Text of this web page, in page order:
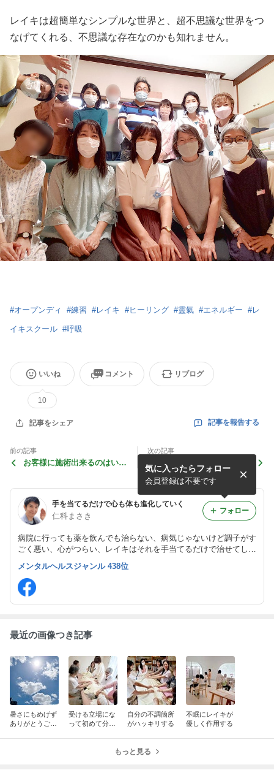
レイキは超簡単なシンプルな世界と、超不思議な世界をつ
なげてくれる、不思議な存在なのかも知れません。
#オープンディ #練習 #レイキ #ヒーリング #靈氣 #エネルギー #レ
イキスクール #呼吸
いいね
10
コメント リブログ
記事をシェア 記事を報告する
前の記事
お客様に施術出来るのはいつ
次の記事
エビデンスという言葉
手を当てるだけで心も体も進化していく
仁科まさき
病院に行っても薬を飲んでも治らない、病気じゃないけど調子がす
ごく悪い、心がつらい、レイキはそれを手当てるだけで治せてしま
１日で使えるようになります。
気に入ったらフォロー
会員登録は不要です
フォロー
メンタルヘルスジャンル 438位
最近の画像つき記事
暑さにもめげず
ありがとうござ
受ける立場にな
って初めて分か
自分の不調箇所
がハッキリする
不眠にレイキが
優しく作用する
もっと見る